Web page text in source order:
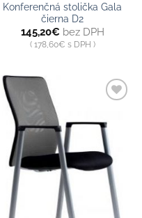
Konferenčná stolička Gala
čierna D2
145,20€bez DPH
178,60€ s DPH
zoznamu